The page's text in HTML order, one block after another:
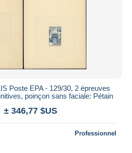
Poste EPA - 129/30, 2 épreuves
poinçon sans faciale: Pétain
± 346,77 $US
Professionnel